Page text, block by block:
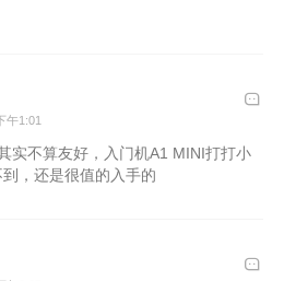
午1:01
实不算友好，入门机A1 MINI打打小
，还是很值的入手的